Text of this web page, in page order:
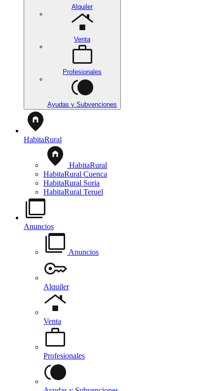
Alquiler
Venta
Profesionales
Ayudas y Subvenciones
HabitaRural
HabitaRural
HabitaRural Cuenca
HabitaRural Soria
HabitaRural Teruel
Anuncios
Anuncios
Alquiler
Venta
Profesionales